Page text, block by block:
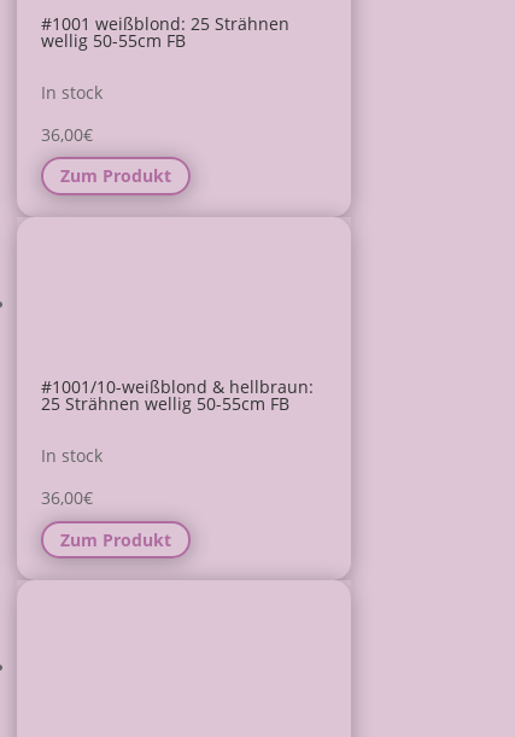
#1001 weißblond: 25 Strähnen
wellig 50-55cm FB
In stock
36,00€
Zum Produkt
#1001/10-weißblond & hellbraun:
25 Strähnen wellig 50-55cm FB
In stock
36,00€
Zum Produkt